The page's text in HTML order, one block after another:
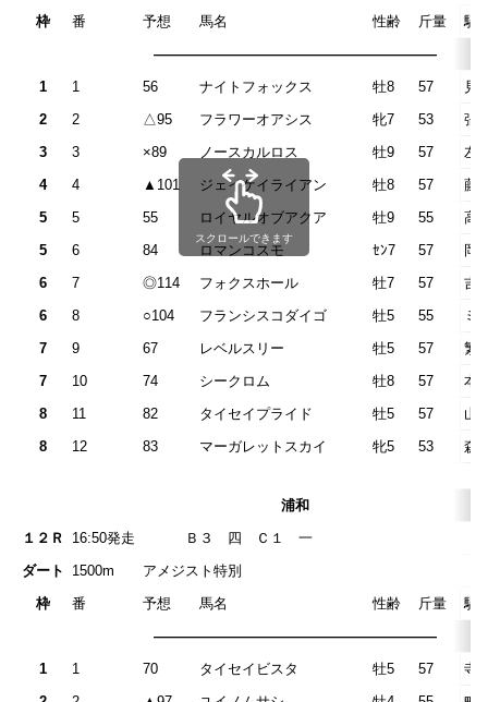
枠 番 予想 馬名 性齢 斤量
騎
————————————————————
1
1 56 ナイトフォックス 牡8 57
見
2
2 △95 フラワーオアシス 牝7 53
張
3
3 ×89 ノースカルロス 牡9 57
左
4
4 ▲101 ジェイケイライアン 牡8 57
藤
5
5 55 ロイヤルオブアクア 牡9 55
高
5
6 84 ロマンコスモ ｾﾝ7 57
岡
6
7 ◎114 フォクスホール 牡7 57
吉
6
8 ○104 フランシスコダイゴ 牡5 55
ミ
7
9 67 レベルスリー 牡5 57
繁
7
10 74 シークロム 牡8 57
本
8
11 82 タイセイプライド 牡5 57
山
8
12 83 マーガレットスカイ 牝5 53 森
スクロールできます
浦和
１２Ｒ
16:50発走
Ｂ３ 四 Ｃ
ダート
1500m
アメジスト特別
枠
番 予想 馬名 性齢 斤量
騎
————————————————————
1
1 70 タイセイビスタ 牡5 57
寺